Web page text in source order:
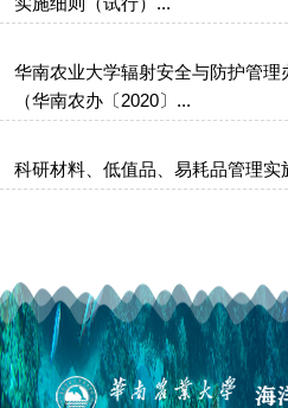
华南农业大学辐射安全与防护管理
（华南农办〔2020〕...
科研材料、低值品、易耗品管理实